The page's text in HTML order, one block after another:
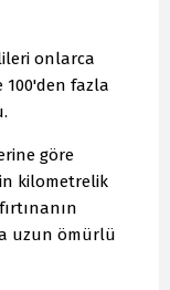
onlarca
100'den fazla
göre
kilometrelik
uzun ömürlü